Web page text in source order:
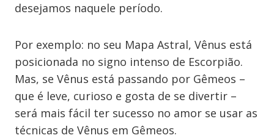
desejamos naquele período.
Por exemplo: no seu Mapa Astral, Vênus está
posicionada no signo intenso de Escorpião.
Mas, se Vênus está passando por Gêmeos –
que é leve, curioso e gosta de se divertir –
será mais fácil ter sucesso no amor se usar as
técnicas de Vênus em Gêmeos.